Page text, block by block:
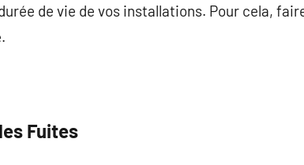
de vie de vos installations. Pour cela,
Fuites